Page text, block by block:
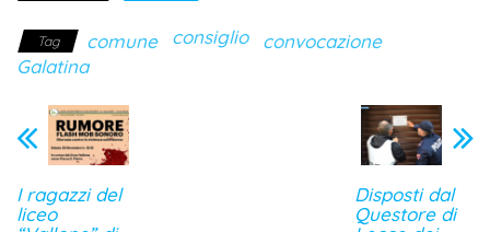
Tag comune consiglio
convocazione
Galatina
I ragazzi del
liceo
Disposti dal
Questore di